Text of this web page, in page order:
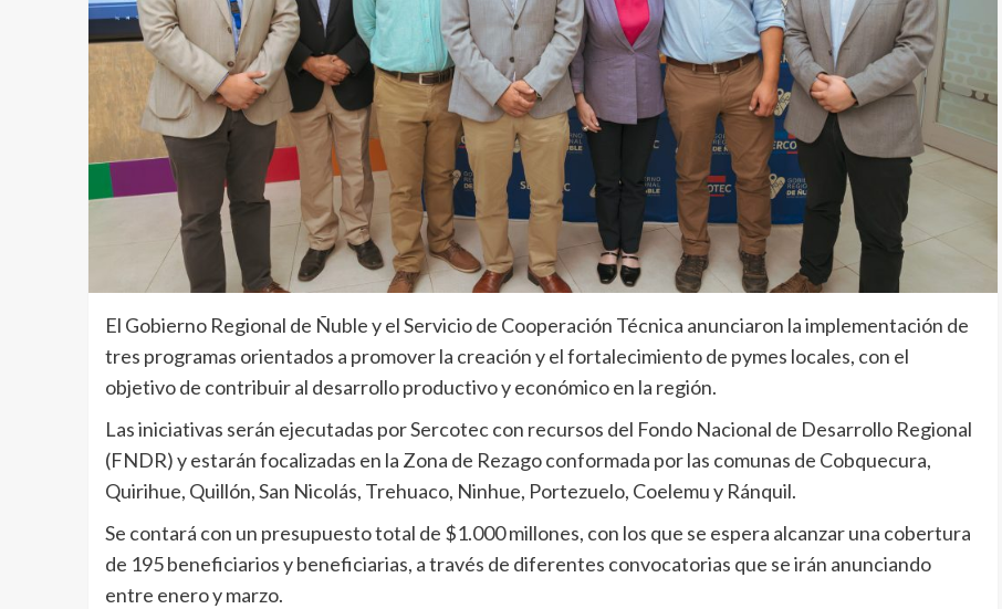
El Gobierno Regional de Ñuble y el Servicio de Cooperación Técnica anunciaron la implementación de
tres programas orientados a promover la creación y el fortalecimiento de pymes locales, con el
objetivo de contribuir al desarrollo productivo y económico en la región.
Las iniciativas serán ejecutadas por Sercotec con recursos del Fondo Nacional de Desarrollo Regional
(FNDR) y estarán focalizadas en la Zona de Rezago conformada por las comunas de Cobquecura,
Quirihue, Quillón, San Nicolás, Trehuaco, Ninhue, Portezuelo, Coelemu y Ránquil.
Se contará con un presupuesto total de $1.000 millones, con los que se espera alcanzar una cobertura
de 195 beneficiarios y beneficiarias, a través de diferentes convocatorias que se irán anunciando
entre enero y marzo.